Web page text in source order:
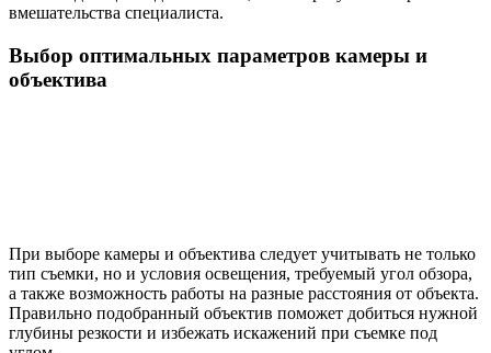
вмешательства специалиста.
Выбор оптимальных параметров камеры и
объектива
При выборе камеры и объектива следует учитывать не только
тип съемки, но и условия освещения, требуемый угол обзора,
а также возможность работы на разные расстояния от объекта.
Правильно подобранный объектив поможет добиться нужной
глубины резкости и избежать искажений при съемке под